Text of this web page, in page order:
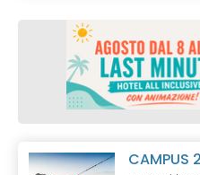
CAMPUS